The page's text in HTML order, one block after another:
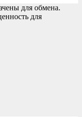
для обмена.
для